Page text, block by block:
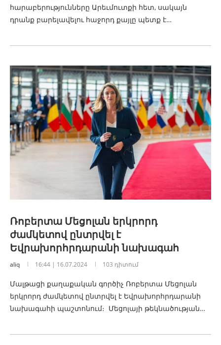
հարաբերությունները Արեւմուտքի հետ, սակայն
դրանք բարելավելու հաջորդ քայլը պետք է…
Ռոբերտա Մեցոլան երկրորդ
ժամկետով ընտրվել է
Եվրախորհրդարանի նախագահ
aliq 16:44 | 16.07.2024 103 դիտում
Մալթացի քաղաքական գործիչ Ռոբերտա Մեցոլան
երկրորդ ժամկետով ընտրվել է Եվրախորհրդարանի
նախագահի պաշտոնում։ Մեցոլայի թեկնածության…